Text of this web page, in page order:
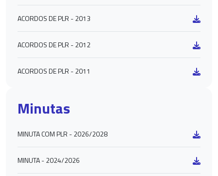
ACORDOS DE PLR - 2013
ACORDOS DE PLR - 2012
ACORDOS DE PLR - 2011
Minutas
MINUTA COM PLR - 2026/2028
MINUTA - 2024/2026